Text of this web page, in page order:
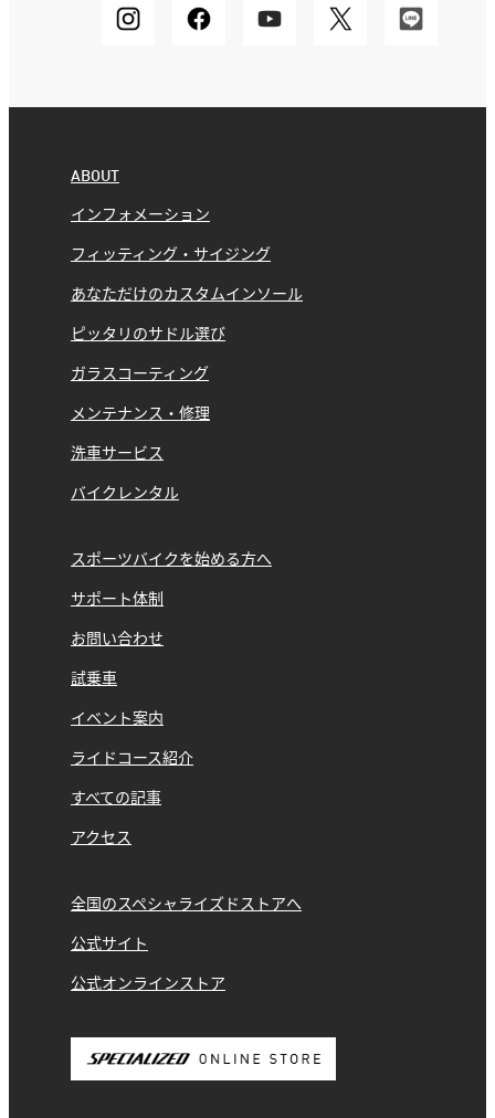
ABOUT
インフォメーション
フィッティング・サイジング
あなただけのカスタムインソール
ピッタリのサドル選び
ガラスコーティング
メンテナンス・修理
洗車サービス
バイクレンタル
スポーツバイクを始める方へ
サポート体制
お問い合わせ
試乗車
イベント案内
ライドコース紹介
すべての記事
アクセス
全国のスペシャライズドストアへ
公式サイト
公式オンラインストア